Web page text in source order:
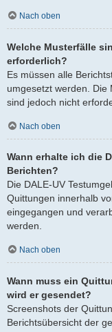
Nach oben
Welche Musterfälle
erforderlich?
Es müssen alle
umgesetzt werden. Die
sind jedoch nicht
Nach oben
Wann erhalte ich die
Berichten?
Die DALE-UV
Quittungen innerhalb
eingegangen und
werden.
Nach oben
Wann muss ein
wird er gesendet?
Screenshots der
Berichtsübersicht der